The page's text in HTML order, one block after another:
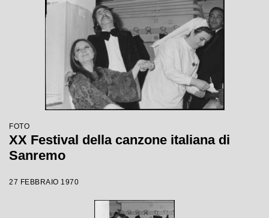
FOTO
XX Festival della canzone italiana di
Sanremo
27 FEBBRAIO 1970